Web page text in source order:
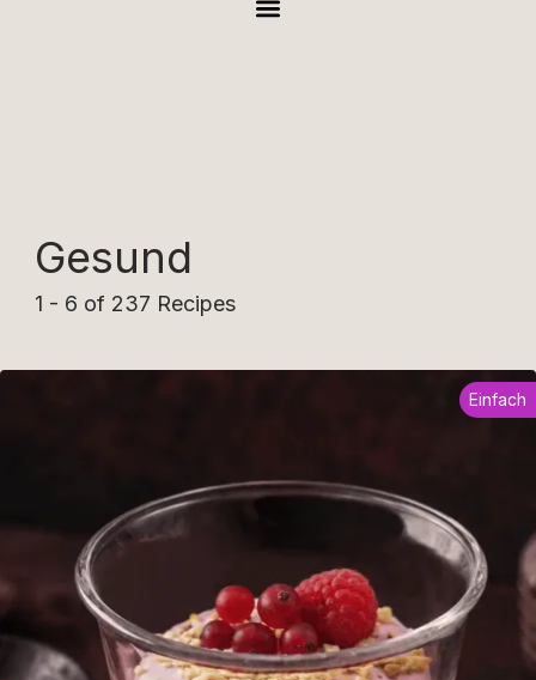
Gesund
1 - 6 of 237 Recipes
Einfach